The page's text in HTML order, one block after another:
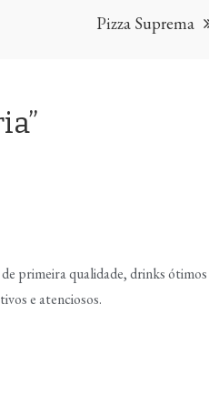
Pizza Suprema
primeira qualidade, drinks ótimos
e atenciosos.